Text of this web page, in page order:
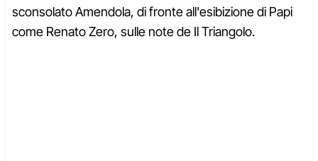
sconsolato Amendola, di fronte all'esibizione di Papi
come Renato Zero, sulle note de Il Triangolo.